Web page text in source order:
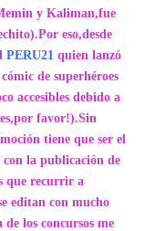
y Kaliman,fue
eso,desde
PERU21 quien lanzó
de superhéroes
accesibles debido a
favor!).Sin
tiene que ser el
la publicación de
que recurrir a
editan con mucho
los concursos me